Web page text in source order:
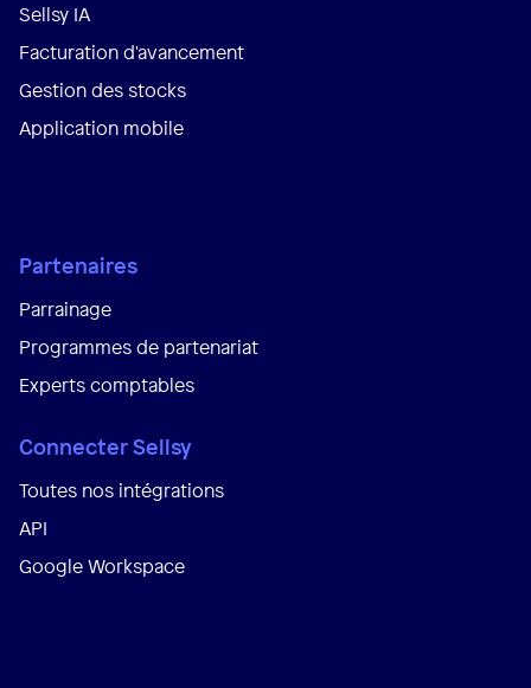
Sellsy IA
Facturation d'avancement
Gestion des stocks
Application mobile
Partenaires
Parrainage
Programmes de partenariat
Experts comptables
Connecter Sellsy
Toutes nos intégrations
API
Google Workspace